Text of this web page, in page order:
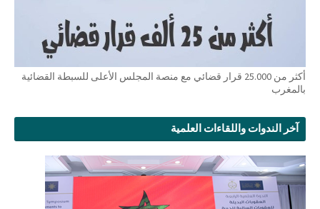
أكثر من 25.000 قرار قضائي مع منصة المجلس الأعلى للسبطة القضائية
بالمغرب
آخر الندوات واللقاءات العلمية